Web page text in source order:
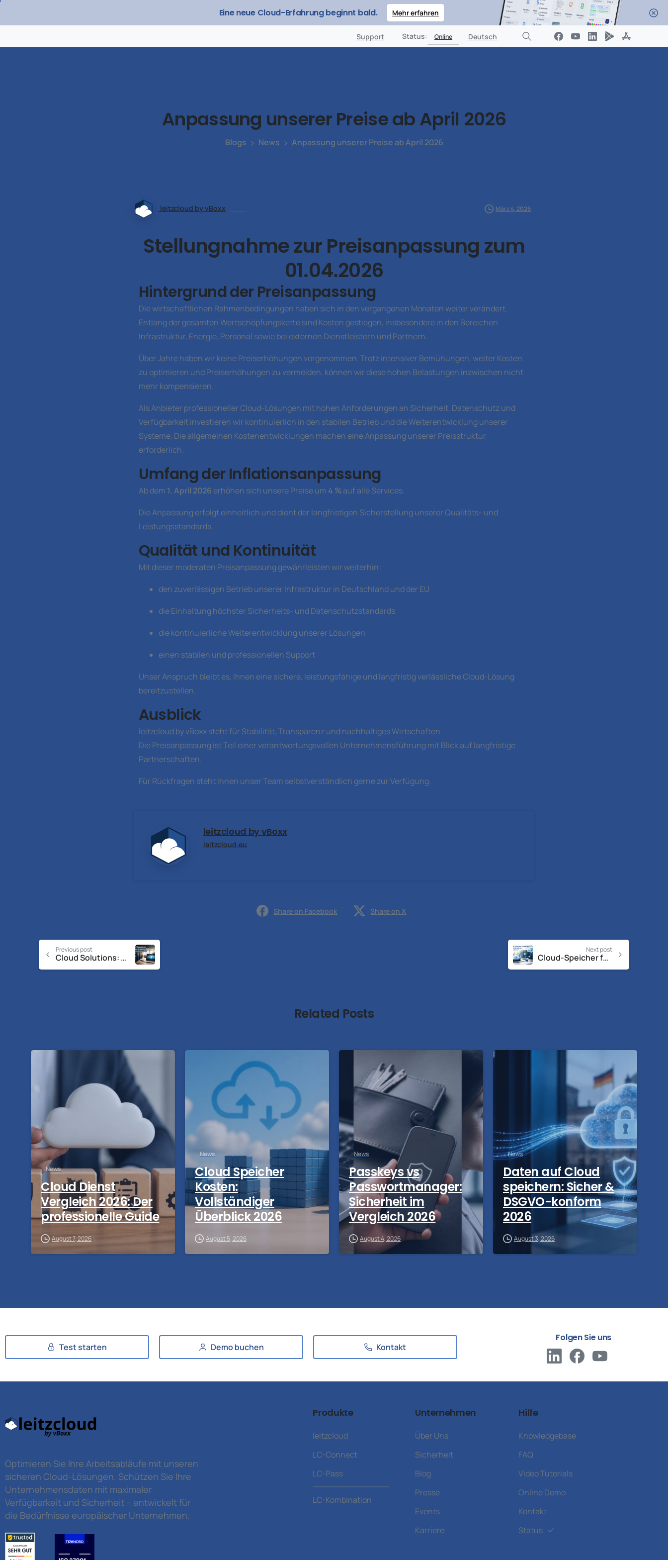
Eine neue Cloud-Erfahrung beginnt bald. Mehr erfahren
Support Status: Online Deutsch
Lösungen Test Starten
Anpassung unsererPreiseabApril 2026
Blogs News Anpassung unserer Preise ab April 2026
leitzcloud by vBoxx März 4, 2026
Stellungnahme zur Preisanpassung zum
01.04.2026
Hintergrund der Preisanpassung
Die wirtschaftlichen Rahmenbedingungen haben sich in den vergangenen Monaten weiter verändert.
Entlang der gesamten Wertschöpfungskette sind Kosten gestiegen, insbesondere in den Bereichen
Infrastruktur, Energie, Personal sowie bei externen Dienstleistern und Partnern.
Über Jahre haben wir keine Preiserhöhungen vorgenommen. Trotz intensiver Bemühungen, weiter Kosten
zu optimieren und Preiserhöhungen zu vermeiden, können wir diese hohen Belastungen inzwischen nicht
mehr kompensieren.
Als Anbieter professioneller Cloud-Lösungen mit hohen Anforderungen an Sicherheit, Datenschutz und
Verfügbarkeit investieren wir kontinuierlich in den stabilen Betrieb und die Weiterentwicklung unserer
Systeme. Die allgemeinen Kostenentwicklungen machen eine Anpassung unserer Preisstruktur
erforderlich.
Umfang der Inflationsanpassung
Ab dem 1. April 2026 erhöhen sich unsere Preise um 4 %auf alle Services.
Die Anpassung erfolgt einheitlich und dient der langfristigen Sicherstellung unserer Qualitäts- und
Leistungsstandards.
Qualität und Kontinuität
Mit dieser moderaten Preisanpassung gewährleisten wir weiterhin:
den zuverlässigen Betrieb unserer Infrastruktur in Deutschland und der EU
die Einhaltung höchster Sicherheits- und Datenschutzstandards
die kontinuierliche Weiterentwicklung unserer Lösungen
einen stabilen und professionellen Support
Unser Anspruch bleibt es, Ihnen eine sichere, leistungsfähige und langfristig verlässliche Cloud-Lösung
bereitzustellen.
Ausblick
leitzcloud by vBoxx steht für Stabilität, Transparenz und nachhaltiges Wirtschaften.
Die Preisanpassung ist Teil einer verantwortungsvollen Unternehmensführung mit Blick auf langfristige
Partnerschaften.
Für Rückfragen steht Ihnen unser Team selbstverständlich gerne zur Verfügung.
leitzcloud by vBoxx
leitzcloud.eu
Share on Facebook Share on X
Previous post
Cloud Solutions: Strategien für Unternehmen 2026
Next post
Cloud-Speicher für Unternehmen: Sicherheit & Effizienz
Related Posts
News
Cloud Dienst
Vergleich 2026: Der
professionelle Guide
August 7, 2026
News
Cloud Speicher
Kosten:
Vollständiger
Überblick 2026
August 5, 2026
News
Passkeys vs
Passwortmanager:
Sicherheit im
Vergleich 2026
August 4, 2026
News
Daten auf Cloud
speichern: Sicher &
DSGVO-konform
2026
August 3, 2026
Test starten Demo buchen Kontakt
Folgen Sie uns
Optimieren Sie Ihre Arbeitsabläufe mit unseren
sicheren Cloud-Lösungen. Schützen Sie Ihre
Unternehmensdaten mit maximaler
Verfügbarkeit und Sicherheit – entwickelt für
die Bedürfnisse europäischer Unternehmen.
Produkte
leitzcloud
LC-Connect
LC-Pass
LC-Kombination
Unternehmen
Über Uns
Sicherheit
Blog
Presse
Events
Karriere
Hilfe
Knowledgebase
FAQ
Video Tutorials
Online Demo
Kontakt
Status